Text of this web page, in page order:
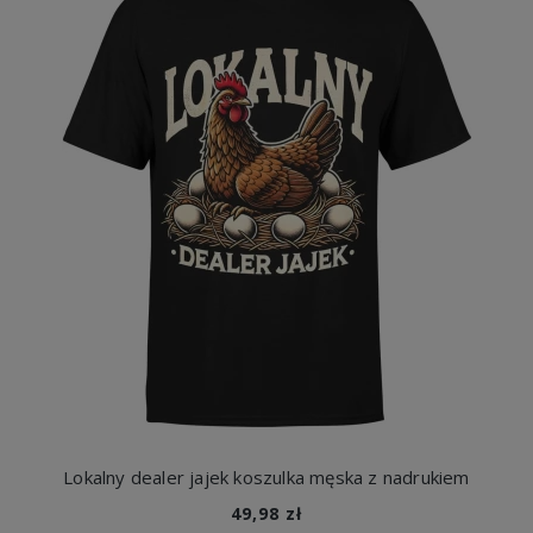
Lokalny dealer jajek koszulka męska z nadrukiem
49,98 zł